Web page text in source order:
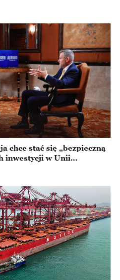
chce stać się „bezpieczną
inwestycji w Unii